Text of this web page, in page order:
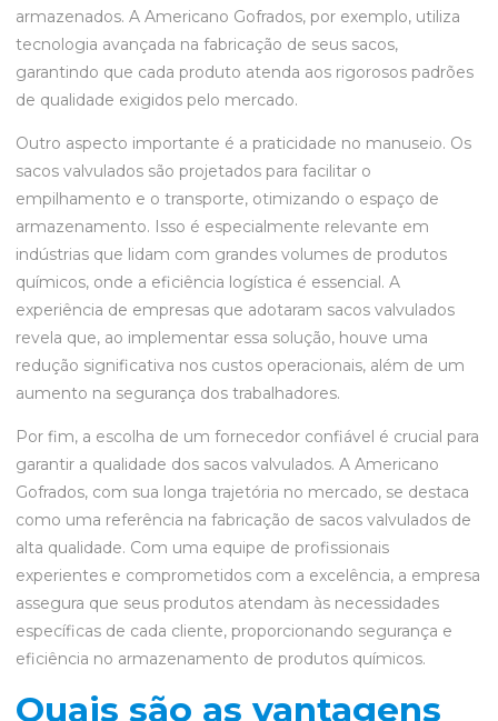
armazenados. A Americano Gofrados, por exemplo, utiliza
tecnologia avançada na fabricação de seus sacos,
garantindo que cada produto atenda aos rigorosos padrões
de qualidade exigidos pelo mercado.
Outro aspecto importante é a praticidade no manuseio. Os
sacos valvulados são projetados para facilitar o
empilhamento e o transporte, otimizando o espaço de
armazenamento. Isso é especialmente relevante em
indústrias que lidam com grandes volumes de produtos
químicos, onde a eficiência logística é essencial. A
experiência de empresas que adotaram sacos valvulados
revela que, ao implementar essa solução, houve uma
redução significativa nos custos operacionais, além de um
aumento na segurança dos trabalhadores.
Por fim, a escolha de um fornecedor confiável é crucial para
garantir a qualidade dos sacos valvulados. A Americano
Gofrados, com sua longa trajetória no mercado, se destaca
como uma referência na fabricação de sacos valvulados de
alta qualidade. Com uma equipe de profissionais
experientes e comprometidos com a excelência, a empresa
assegura que seus produtos atendam às necessidades
específicas de cada cliente, proporcionando segurança e
eficiência no armazenamento de produtos químicos.
Quais são as vantagens